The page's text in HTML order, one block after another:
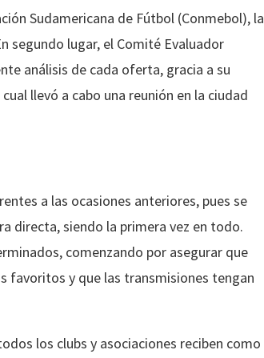
Sudamericana de Fútbol (Conmebol), la
segundo lugar, el Comité Evaluador
análisis de cada oferta, gracia a su
llevó a cabo una reunión en la ciudad
a las ocasiones anteriores, pues se
directa, siendo la primera vez en todo.
comenzando por asegurar que
favoritos y que las transmisiones tengan
los clubs y asociaciones reciben como